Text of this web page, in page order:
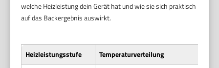
welche Heizleistung dein Gerät hat und wie sie sich praktisch
auf das Backergebnis auswirkt.
Heizleistungsstufe
Temperaturverteilung